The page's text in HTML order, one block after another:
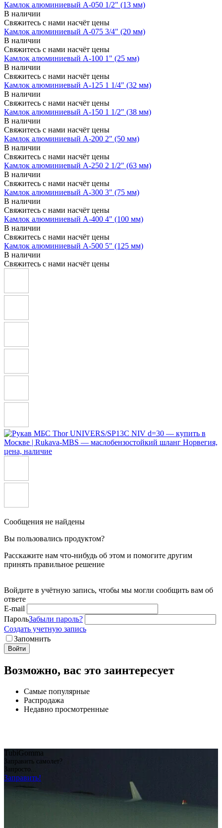
Камлок алюминиевый A-050 1/2" (13 мм)
В наличии
Свяжитесь с нами насчёт цены
Камлок алюминиевый A-075 3/4" (20 мм)
В наличии
Свяжитесь с нами насчёт цены
Камлок алюминиевый A-100 1" (25 мм)
В наличии
Свяжитесь с нами насчёт цены
Камлок алюминиевый A-125 1 1/4" (32 мм)
В наличии
Свяжитесь с нами насчёт цены
Камлок алюминиевый A-150 1 1/2" (38 мм)
В наличии
Свяжитесь с нами насчёт цены
Камлок алюминиевый A-200 2" (50 мм)
В наличии
Свяжитесь с нами насчёт цены
Камлок алюминиевый A-250 2 1/2" (63 мм)
В наличии
Свяжитесь с нами насчёт цены
Камлок алюминиевый A-300 3" (75 мм)
В наличии
Свяжитесь с нами насчёт цены
Камлок алюминиевый A-400 4" (100 мм)
В наличии
Свяжитесь с нами насчёт цены
Камлок алюминиевый A-500 5" (125 мм)
В наличии
Свяжитесь с нами насчёт цены
Сообщения не найдены
Вы пользовались продуктом?
Расскажите нам что-нибудь об этом и помогите другим
принять правильное решение
Войдите в учётную запись, чтобы мы могли сообщить вам об
ответе
E-mail
ПарольЗабыли пароль?
Создать учетную запись
Запомнить
Войти
Возможно, вас это заинтересует
Самые популярные
Распродажа
Недавно просмотренные
TubiGomma
Заправить самолет?
Запросто...
Заправить!